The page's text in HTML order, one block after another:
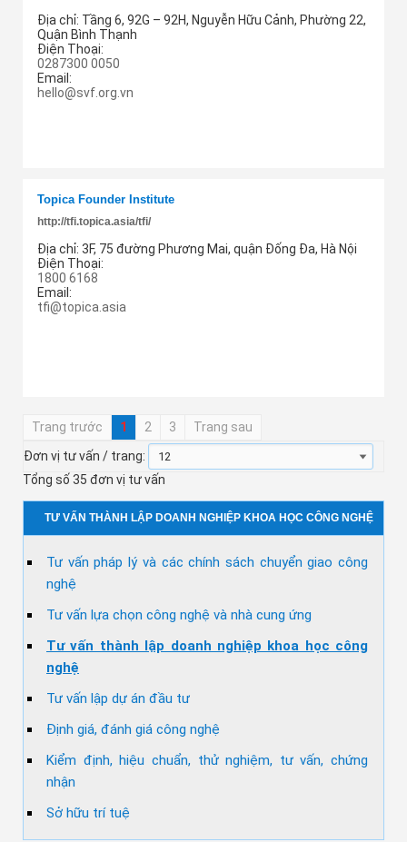
Địa chỉ: Tầng 6, 92G – 92H, Nguyễn Hữu Cảnh, Phường 22,
Quận Bình Thạnh
Điện Thoại:
0287300 0050
Email:
hello@svf.org.vn
Topica Founder Institute
http://tfi.topica.asia/tfi/
Địa chỉ: 3F, 75 đường Phương Mai, quận Đống Đa, Hà Nội
Điện Thoại:
1800 6168
Email:
tfi@topica.asia
Trang trước
1 2 3
Trang sau
Đơn vị tư vấn / trang:
Tổng số 35 đơn vị tư vấn
TƯ VẤN THÀNH LẬP DOANH NGHIỆP KHOA HỌC CÔNG NGHỆ
Tư vấn pháp lý và các chính sách chuyển giao công
nghệ
Tư vấn lựa chọn công nghệ và nhà cung ứng
Tư vấn thành lập doanh nghiệp khoa học công
nghệ
Tư vấn lập dự án đầu tư
Định giá, đánh giá công nghệ
Kiểm định, hiệu chuẩn, thử nghiệm, tư vấn, chứng
nhận
Sở hữu trí tuệ